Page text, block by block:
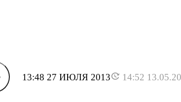
13:48 27 ИЮЛЯ 2013 14:52